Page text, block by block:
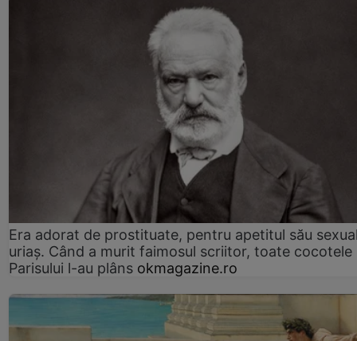
Era adorat de prostituate, pentru apetitul său
uriaș. Când a murit faimosul scriitor, toate cocotele
Parisului l-au plâns okmagazine.ro